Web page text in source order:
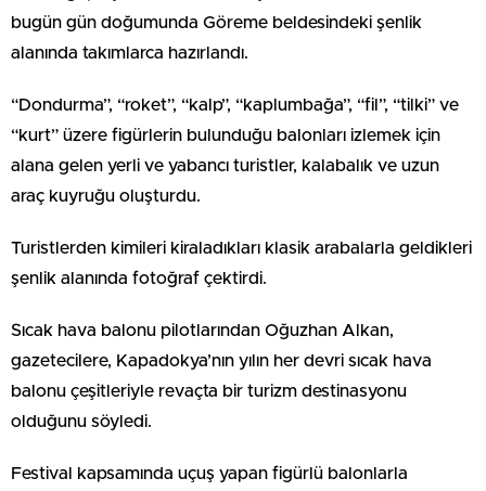
bugün gün doğumunda Göreme beldesindeki şenlik
alanında takımlarca hazırlandı.
“Dondurma”, “roket”, “kalp”, “kaplumbağa”, “fil”, “tilki” ve
“kurt” üzere figürlerin bulunduğu balonları izlemek için
alana gelen yerli ve yabancı turistler, kalabalık ve uzun
araç kuyruğu oluşturdu.
Turistlerden kimileri kiraladıkları klasik arabalarla geldikleri
şenlik alanında fotoğraf çektirdi.
Sıcak hava balonu pilotlarından Oğuzhan Alkan,
gazetecilere, Kapadokya’nın yılın her devri sıcak hava
balonu çeşitleriyle revaçta bir turizm destinasyonu
olduğunu söyledi.
Festival kapsamında uçuş yapan figürlü balonlarla